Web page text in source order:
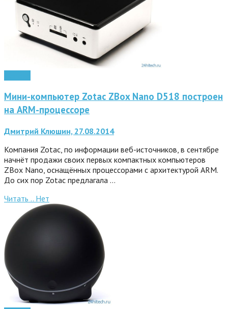
Мини-компьютер Zotac ZBox Nano D518 построен
на ARM-процессоре
Дмитрий Клюшин, 27.08.2014
Компания Zotac, по информации веб-источников, в сентябре
начнёт продажи своих первых компактных компьютеров
ZBox Nano, оснащённых процессорами с архитектурой ARM.
До сих пор Zotac предлагала …
Читать .. Нет